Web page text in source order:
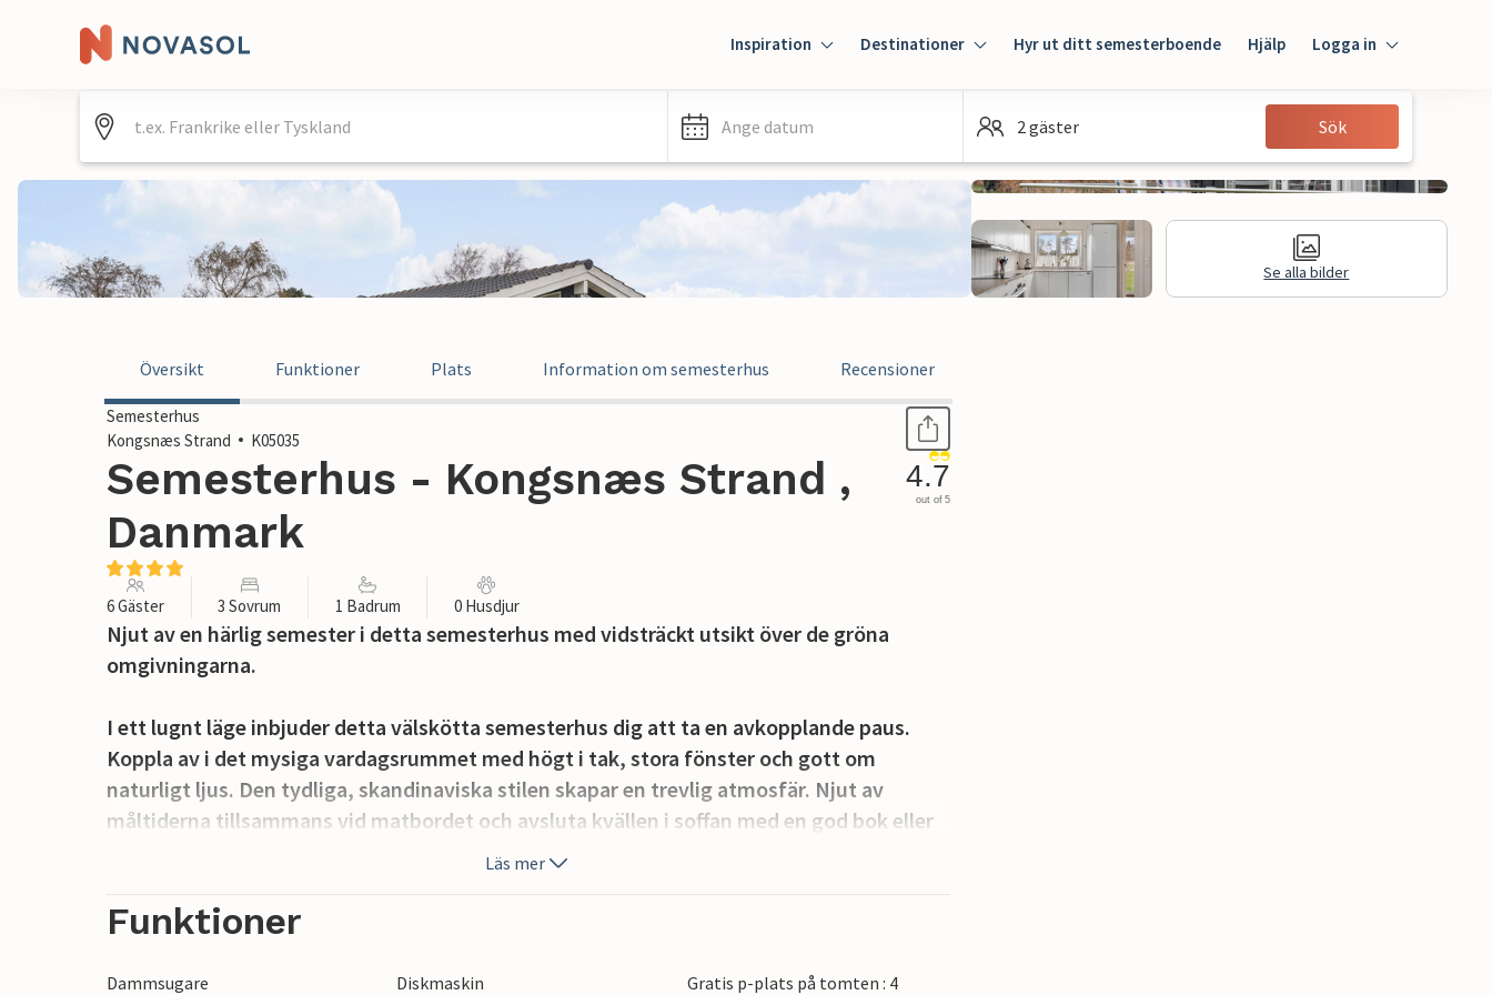
Inspiration Destinationer Hyr ut ditt semesterboende Hjälp Logga in
Gäst
Ange datum 2 gäster Sök
Se alla bilder
Översikt Funktioner Plats Information om semesterhus Recensioner
Semesterhus
Kongsnæs Strand
K05035
Semesterhus - Kongsnæs Strand ,
Danmark
4.7
out of 5
6 Gäster 3 Sovrum 1 Badrum 0 Husdjur
Njut av en härlig semester i detta semesterhus med vidsträckt utsikt över de gröna
omgivningarna.
I ett lugnt läge inbjuder detta välskötta semesterhus dig att ta en avkopplande paus.
Koppla av i det mysiga vardagsrummet med högt i tak, stora fönster och gott om
naturligt ljus. Den tydliga, skandinaviska stilen skapar en trevlig atmosfär. Njut av
måltiderna tillsammans vid matbordet och avsluta kvällen i soffan med en god bok eller
ett stimulerande samtal. Ni kan laga mat tillsammans i det moderna köket med öppen
Börja dagen med frukost i morgonsolen eller unna dig en eftermiddagsfika med utsikt
Läs mer
Funktioner
Dammsugare Diskmaskin
Gratis p-plats på tomten : 4